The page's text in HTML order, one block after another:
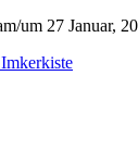
um 27 Januar,